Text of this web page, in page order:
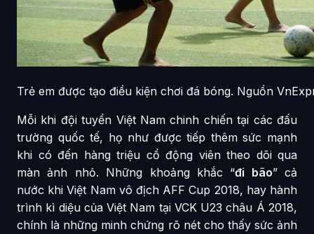
Trẻ em được tạo điều kiện chơi đá bóng. Nguồn
Mỗi khi đội tuyển Việt Nam chinh chiến tại các đấu
trường quốc tế, họ như được tiếp thêm sức mạnh
khi có đến hàng triệu cổ động viên theo dõi qua
màn ảnh nhỏ. Những khoảng khắc “đi bão” cả
nước khi Việt Nam vô địch AFF Cup 2018, hay hành
trình kì diệu của Việt Nam tại VCK U23 châu Á 2018,
chính là những minh chứng rõ nét cho thấy sức ảnh